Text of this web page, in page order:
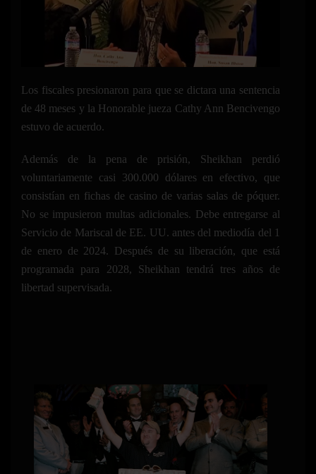
Los fiscales presionaron para que se dictara una sentencia
de 48 meses y la Honorable jueza Cathy Ann Bencivengo
estuvo de acuerdo.
Además de la pena de prisión, Sheikhan perdió
voluntariamente casi 300.000 dólares en efectivo, que
consistían en fichas de casino de varias salas de póquer.
No se impusieron multas adicionales. Debe entregarse al
Servicio de Mariscal de EE. UU. antes del mediodía del 1
de enero de 2024. Después de su liberación, que está
programada para 2028, Sheikhan tendrá tres años de
libertad supervisada.